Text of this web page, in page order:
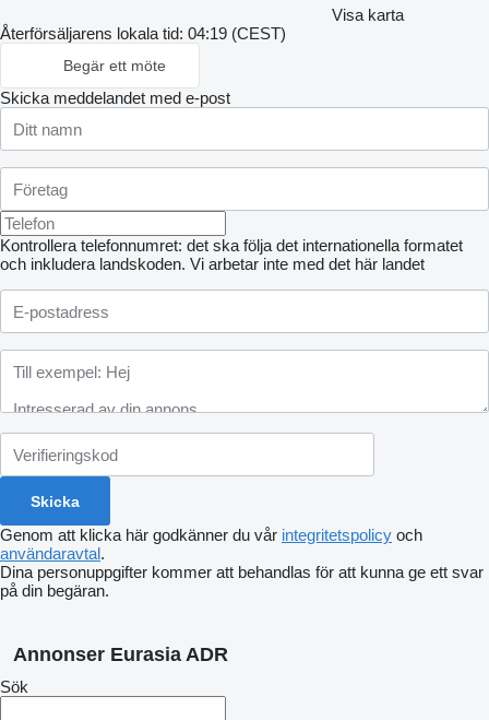
Visa karta
Återförsäljarens lokala tid: 04:19 (CEST)
Begär ett möte
Skicka meddelandet med e-post
Kontrollera telefonnumret: det ska följa det internationella formatet
och inkludera landskoden. Vi arbetar inte med det här landet
Genom att klicka här godkänner du vår integritetspolicy och
användaravtal.
Dina personuppgifter kommer att behandlas för att kunna ge ett svar
på din begäran.
Annonser Eurasia ADR
Sök